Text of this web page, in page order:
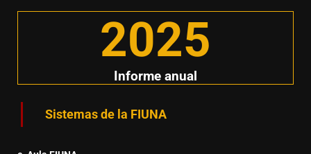
Informe anual
2025
Sistemas de la FIUNA